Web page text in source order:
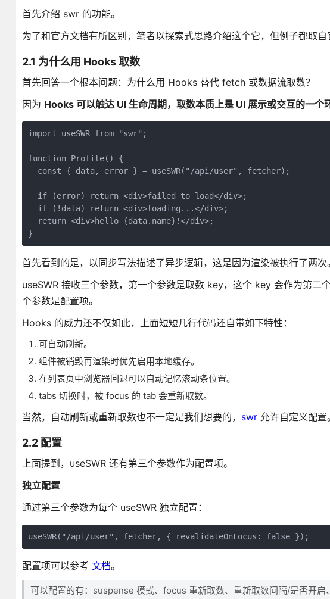
首先介绍 swr 的功能。
为了和官方文档有所区别，笔者以探索式思路介绍这个它，但例子都取自
2.1 为什么用 Hooks 取数
首先回答一个根本问题：为什么用 Hooks 替代 fetch 或数据流取数？
因为 Hooks 可以触达 UI 生命周期，取数本质上是 UI 展示或交互的一个
import useSWR from "swr";
function Profile() {
  const { data, error } = useSWR("/api/user", fetcher);
  if (error) return <div>failed to load</div>;
  if (!data) return <div>loading...</div>;
  return <div>hello {data.name}!</div>;
}
首先看到的是，以同步写法描述了异步逻辑，这是因为渲染被执行了两次。
useSWR 接收三个参数，第一个参数是取数 key，这个 key 会作为第
个参数是配置项。
Hooks 的威力还不仅如此，上面短短几行代码还自带如下特性：
可自动刷新。
组件被销毁再渲染时优先启用本地缓存。
在列表页中浏览器回退可以自动记忆滚动条位置。
tabs 切换时，被 focus 的 tab 会重新取数。
当然，自动刷新或重新取数也不一定是我们想要的， swr允许自定义配置。
2.2 配置
上面提到，useSWR 还有第三个参数作为配置项。
独立配置
通过第三个参数为每个 useSWR 独立配置：
useSWR("/api/user", fetcher, { revalidateOnFocus: false });
配置项可以参考 文档。
可以配置的有：suspense 模式、focus 重新取数、重新取数间隔/是否开